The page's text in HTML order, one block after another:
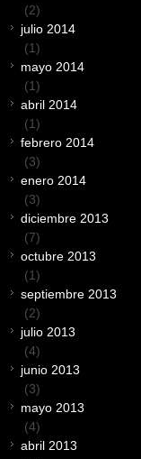
(2)
julio 2014
(1)
mayo 2014
(1)
abril 2014
(1)
febrero 2014
(3)
enero 2014
(3)
diciembre 2013
(7)
octubre 2013
(1)
septiembre 2013
(2)
julio 2013
(4)
junio 2013
(3)
mayo 2013
(4)
abril 2013